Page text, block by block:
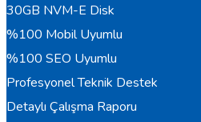
30GB NVM-E Disk
%100 Mobil Uyumlu
%100 SEO Uyumlu
Profesyonel Teknik Destek
Detaylı Çalışma Raporu